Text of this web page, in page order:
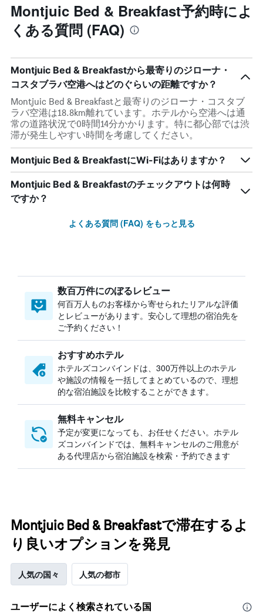
Montjuic Bed & Breakfast予約時によ
くある質問 (FAQ)
Montjuic Bed & Breakfastから最寄りのジローナ・
コスタブラバ空港へはどのぐらいの距離ですか？
Montjuic Bed & Breakfastと最寄りのジローナ・コスタブ
ラバ空港は18.8km離れています。ホテルから空港へは通
常の道路状況で0時間14分かかります。特に都心部では渋
滞が発生しやすい時間を考慮してください。
Montjuic Bed & BreakfastにWi-Fiはありますか？
Montjuic Bed & Breakfastのチェックアウトは何時
ですか？
よくある質問 (FAQ) をもっと見る
数百万件にのぼるレビュー
何百万人ものお客様から寄せられたリアルな評価
とレビューがあります。安心して理想の宿泊先を
ご予約ください！
おすすめホテル
ホテルズコンバインドは、300万件以上のホテル
や施設の情報を一括してまとめているので、理想
的な宿泊施設を比較することができます。
無料キャンセル
予定が変更になっても、お任せください。ホテル
ズコンバインドでは、無料キャンセルのご用意が
ある代理店から宿泊施設を検索・予約できます
Montjuic Bed & Breakfastで滞在するよ
り良いオプションを発見
人気の国々 人気の都市
ユーザーによく検索されている国